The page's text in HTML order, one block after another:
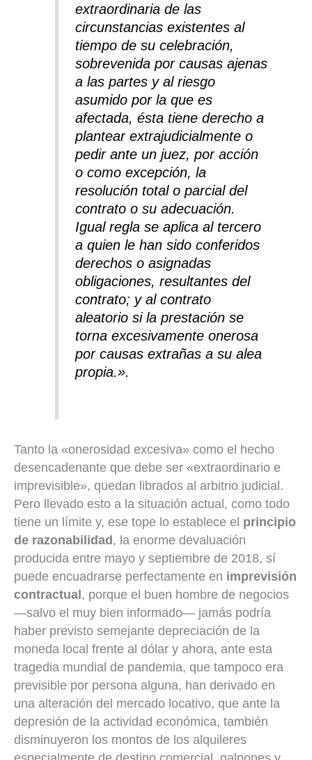
extraordinaria de las
circunstancias existentes al
tiempo de su celebración,
sobrevenida por causas ajenas
a las partes y al riesgo
asumido por la que es
afectada, ésta tiene derecho a
plantear extrajudicialmente o
pedir ante un juez, por acción
o como excepción, la
resolución total o parcial del
contrato o su adecuación.
Igual regla se aplica al tercero
a quien le han sido conferidos
derechos o asignadas
obligaciones, resultantes del
contrato; y al contrato
aleatorio si la prestación se
torna excesivamente onerosa
por causas extrañas a su alea
propia.».
Tanto la «onerosidad excesiva» como el hecho
desencadenante que debe ser «extraordinario e
imprevisible», quedan librados al arbitrio judicial.
Pero llevado esto a la situación actual, como todo
tiene un límite y, ese tope lo establece el principio
de razonabilidad, la enorme devaluación
producida entre mayo y septiembre de 2018, sí
puede encuadrarse perfectamente en imprevisión
contractual, porque el buen hombre de negocios
—salvo el muy bien informado— jamás podría
haber previsto semejante depreciación de la
moneda local frente al dólar y ahora, ante esta
tragedia mundial de pandemia, que tampoco era
previsible por persona alguna, han derivado en
una alteración del mercado locativo, que ante la
depresión de la actividad económica, también
disminuyeron los montos de los alquileres